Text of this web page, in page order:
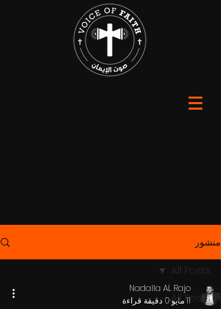
منشور
All Posts
All Posts
Nadalla AL Rajo
11 مايو
0 دقيقة قراءة